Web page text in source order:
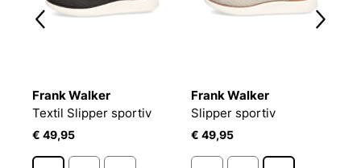
Frank Walker
Textil Slipper sportiv
€ 49,95
Frank Walker
Slipper sportiv
€ 49,95